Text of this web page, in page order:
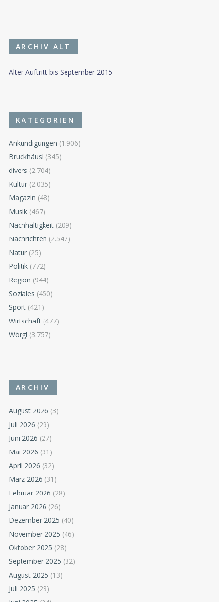
ARCHIV ALT
Alter Auftritt bis September 2015
KATEGORIEN
Ankündigungen (1.906)
Bruckhäusl (345)
divers (2.704)
Kultur (2.035)
Magazin (48)
Musik (467)
Nachhaltigkeit (209)
Nachrichten (2.542)
Natur (25)
Politik (772)
Region (944)
Soziales (450)
Sport (421)
Wirtschaft (477)
Wörgl (3.757)
ARCHIV
August 2026 (3)
Juli 2026 (29)
Juni 2026 (27)
Mai 2026 (31)
April 2026 (32)
März 2026 (31)
Februar 2026 (28)
Januar 2026 (26)
Dezember 2025 (40)
November 2025 (46)
Oktober 2025 (28)
September 2025 (32)
August 2025 (13)
Juli 2025 (28)